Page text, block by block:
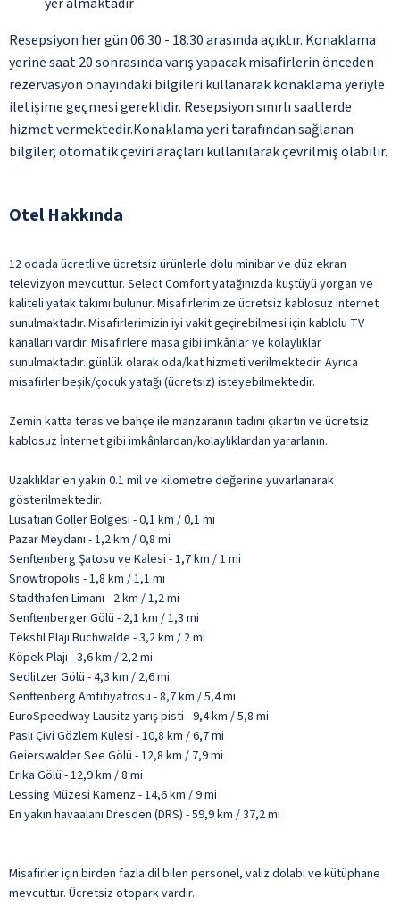
Resepsiyon her gün 06.30 - 18.30 arasında açıktır. Konaklama
yerine saat 20 sonrasında varış yapacak misafirlerin önceden
rezervasyon onayındaki bilgileri kullanarak konaklama yeriyle
iletişime geçmesi gereklidir. Resepsiyon sınırlı saatlerde
hizmet vermektedir.Konaklama yeri tarafından sağlanan
bilgiler, otomatik çeviri araçları kullanılarak çevrilmiş olabilir.
Otel Hakkında
12 odada ücretli ve ücretsiz ürünlerle dolu minibar ve düz ekran
televizyon mevcuttur. Select Comfort yatağınızda kuştüyü yorgan ve
kaliteli yatak takımı bulunur. Misafirlerimize ücretsiz kablosuz internet
sunulmaktadır. Misafirlerimizin iyi vakit geçirebilmesi için kablolu TV
kanalları vardır. Misafirlere masa gibi imkânlar ve kolaylıklar
sunulmaktadır. günlük olarak oda/kat hizmeti verilmektedir. Ayrıca
misafirler beşik/çocuk yatağı (ücretsiz) isteyebilmektedir.
Zemin katta teras ve bahçe ile manzaranın tadını çıkartın ve ücretsiz
kablosuz İnternet gibi imkânlardan/kolaylıklardan yararlanın.
Uzaklıklar en yakın 0.1 mil ve kilometre değerine yuvarlanarak
gösterilmektedir.
Lusatian Göller Bölgesi - 0,1 km / 0,1 mi
Pazar Meydanı - 1,2 km / 0,8 mi
Senftenberg Şatosu ve Kalesi - 1,7 km / 1 mi
Snowtropolis - 1,8 km / 1,1 mi
Stadthafen Limanı - 2 km / 1,2 mi
Senftenberger Gölü - 2,1 km / 1,3 mi
Tekstil Plajı Buchwalde - 3,2 km / 2 mi
Köpek Plajı - 3,6 km / 2,2 mi
Sedlitzer Gölü - 4,3 km / 2,6 mi
Senftenberg Amfitiyatrosu - 8,7 km / 5,4 mi
EuroSpeedway Lausitz yarış pisti - 9,4 km / 5,8 mi
Paslı Çivi Gözlem Kulesi - 10,8 km / 6,7 mi
Geierswalder See Gölü - 12,8 km / 7,9 mi
Erika Gölü - 12,9 km / 8 mi
Lessing Müzesi Kamenz - 14,6 km / 9 mi
En yakın havaalanı Dresden (DRS) - 59,9 km / 37,2 mi
Misafirler için birden fazla dil bilen personel, valiz dolabı ve kütüphane
mevcuttur. Ücretsiz otopark vardır.